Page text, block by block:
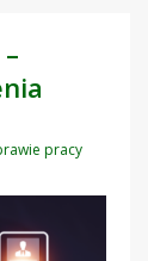
pracy